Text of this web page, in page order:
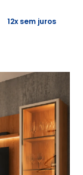
12x sem juros